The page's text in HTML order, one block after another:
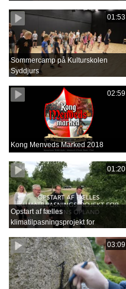
01:53
Sommercamp på Kulturskolen
Syddjurs
02:59
Kong Menveds Marked 2018
01:20
Opstart af fælles
klimatilpasningsprojekt for
03:09